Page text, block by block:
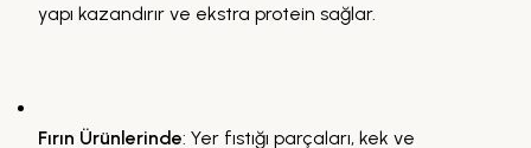
yapı kazandırır ve ekstra protein sağlar.
Fırın Ürünlerinde: Yer fıstığı parçaları, kek ve